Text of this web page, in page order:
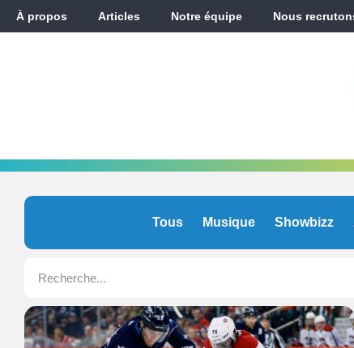
À propos Articles Notre équipe Nous
Tous Musique Showbizz